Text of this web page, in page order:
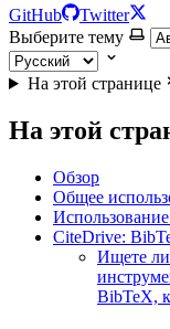
GitHub
Twitter
Выберите тему
На этой странице
На этой
Обзор
Общее
CiteDrive:
Ищете
BibTeX,